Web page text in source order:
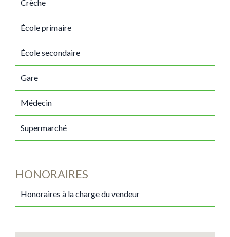
Crèche
École primaire
École secondaire
Gare
Médecin
Supermarché
HONORAIRES
Honoraires à la charge du vendeur